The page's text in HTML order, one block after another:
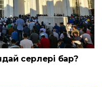
әсерлері бар?